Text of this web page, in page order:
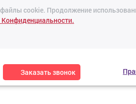
cookie. Продолжение
Заказать звонок